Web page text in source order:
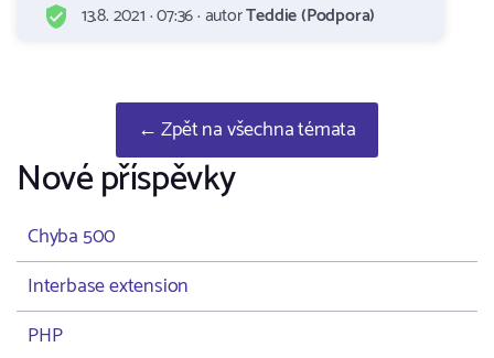
13.8. 2021 · 07:36 · autorTeddie (Podpora)
← Zpět na všechna témata
Nové příspěvky
Chyba 500
Interbase extension
PHP